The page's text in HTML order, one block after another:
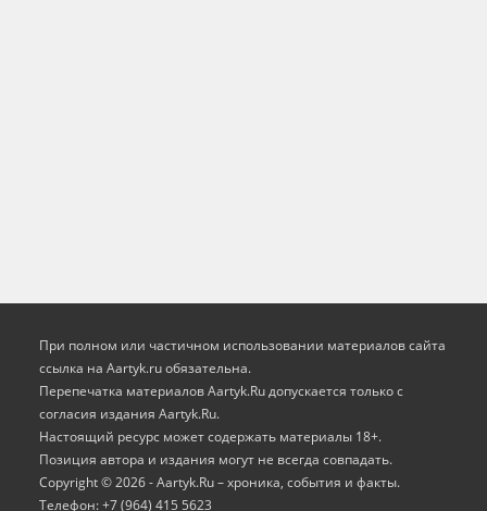
При полном или частичном использовании материалов сайта
ссылка на Aartyk.ru oбязательна.
Перепечатка материалов Aartyk.Ru допускается только с
согласия издания Aartyk.Ru.
Настоящий ресурс может содержать материалы 18+.
Позиция автора и издания могут не всегда совпадать.
Copyright © 2026 - Aartyk.Ru – хроника, события и факты.
Телефон: +7 (964) 415 5623